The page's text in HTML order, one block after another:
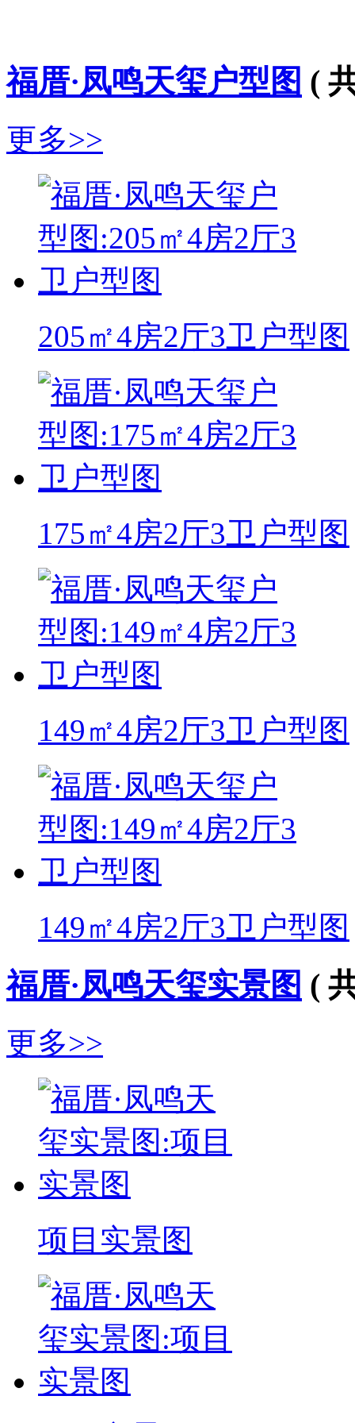
福厝·凤鸣天玺户型图 (
更多>>
205㎡4房2厅3卫户型图
175㎡4房2厅3卫户型图
149㎡4房2厅3卫户型图
149㎡4房2厅3卫户型图
福厝·凤鸣天玺实景图 (
更多>>
项目实景图